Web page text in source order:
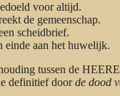
voor altijd.
de gemeenschap.
scheidbrief.
einde aan het huwelijk.
tussen de
definitief doorde dood